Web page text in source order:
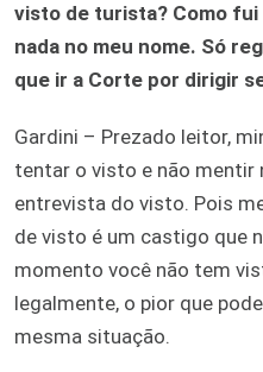
visto de turista? Como fui
nada no meu nome. Só
que ir a Corte por dirigir
Gardini – Prezado leitor,
tentar o visto e não mentir
entrevista do visto. Pois
de visto é um castigo que
momento você não tem
legalmente, o pior que
mesma situação.